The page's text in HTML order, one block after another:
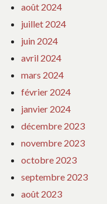
août 2024
juillet 2024
juin 2024
avril 2024
mars 2024
février 2024
janvier 2024
décembre 2023
novembre 2023
octobre 2023
septembre 2023
août 2023